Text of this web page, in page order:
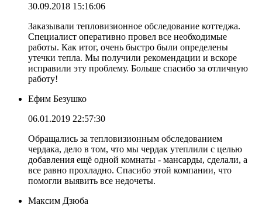
30.09.2018 15:16:06
Заказывали тепловизионное обследование коттеджа.
Специалист оперативно провел все необходимые
работы. Как итог, очень быстро были определены
утечки тепла. Мы получили рекомендации и вскоре
исправили эту проблему. Больше спасибо за отличную
работу!
Ефим Безушко
06.01.2019 22:57:30
Обращались за тепловизионным обследованием
чердака, дело в том, что мы чердак утеплили с целью
добавления ещё одной комнаты - мансарды, сделали, а
все равно прохладно. Спасибо этой компании, что
помогли выявить все недочеты.
Максим Дзюба